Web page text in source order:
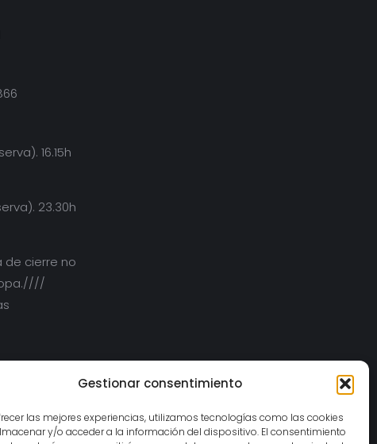
Gestionar consentimiento
las mejores experiencias, utilizamos tecnologías como las cookies
y/o acceder a la información del dispositivo. El consentimiento
16.15h
23.30h
de cierre no
de 80